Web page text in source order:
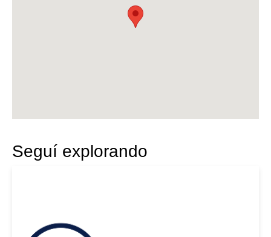
Seguí explorando
USD 120000